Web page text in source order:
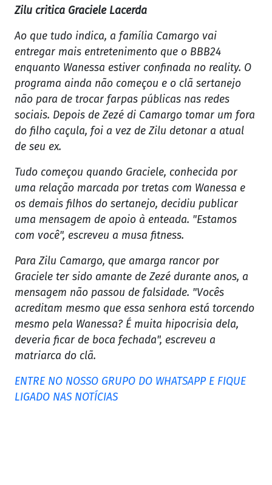
Zilu critica Graciele Lacerda
Ao que tudo indica, a família Camargo vai
entregar mais entretenimento que o BBB24
enquanto Wanessa estiver confinada no reality. O
programa ainda não começou e o clã sertanejo
não para de trocar farpas públicas nas redes
sociais. Depois de Zezé di Camargo tomar um fora
do filho caçula, foi a vez de Zilu detonar a atual
de seu ex.
Tudo começou quando Graciele, conhecida por
uma relação marcada por tretas com Wanessa e
os demais filhos do sertanejo, decidiu publicar
uma mensagem de apoio à enteada. "Estamos
com você", escreveu a musa fitness.
Para Zilu Camargo, que amarga rancor por
Graciele ter sido amante de Zezé durante anos, a
mensagem não passou de falsidade. "Vocês
acreditam mesmo que essa senhora está torcendo
mesmo pela Wanessa? É muita hipocrisia dela,
deveria ficar de boca fechada", escreveu a
matriarca do clã.
ENTRE NO NOSSO GRUPO DO WHATSAPP E FIQUE
LIGADO NAS NOTÍCIAS